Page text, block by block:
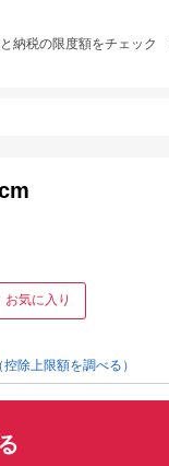
納税の限度額をチェック
お気に入り
（控除上限額を調べる）